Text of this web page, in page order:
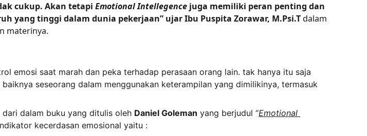
cukup. Akan tetapi Emotional Intellegence juga memiliki peran penting dan
yang tinggi dalam dunia pekerjaan” ujar Ibu Puspita Zorawar, M.Psi.T dalam
materinya.
emosi saat marah dan peka terhadap perasaan orang lain. tak hanya itu saja
seseorang dalam menggunakan keterampilan yang dimilikinya, termasuk
dalam buku yang ditulis oleh Daniel Goleman yang berjudul “Emotional
kecerdasan emosional yaitu :